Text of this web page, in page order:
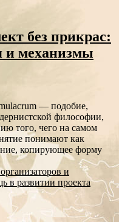
без прикрас:
и механизмы
— подобие,
философии,
того, чего на самом
понимают как
копирующее форму
и
в развитии проекта